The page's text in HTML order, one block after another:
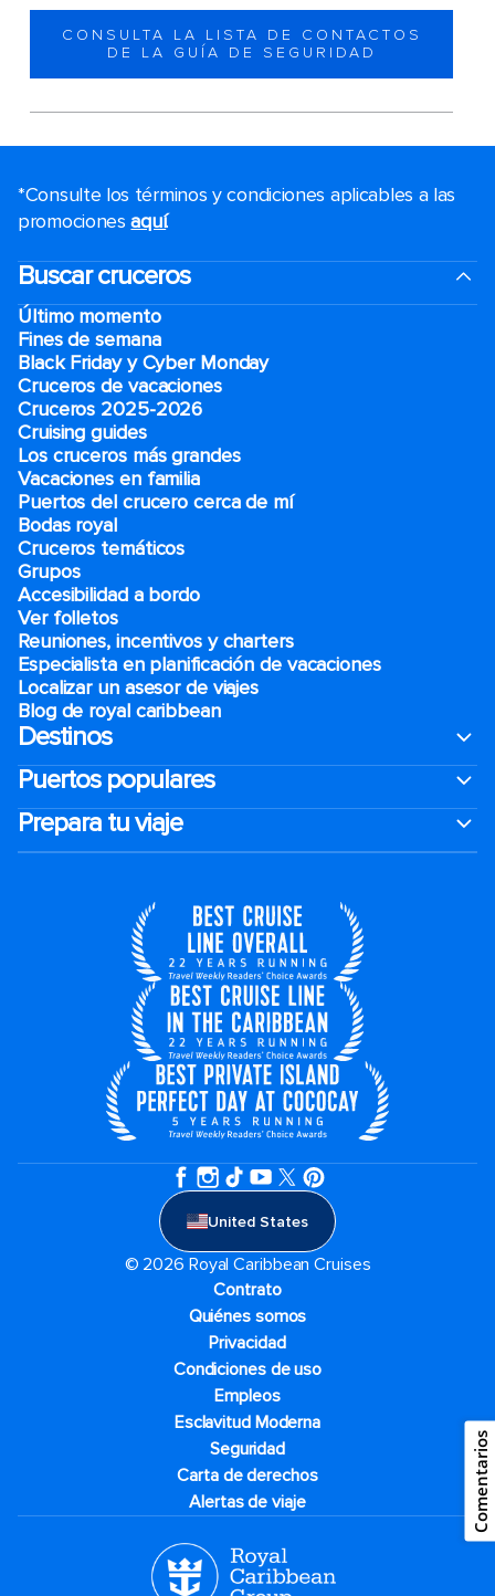
CONSULTA LA LISTA DE CONTACTOS
DE LA GUÍA DE SEGURIDAD
*Consulte los términos y condiciones aplicables a las
promocionesaquí.
Buscar cruceros
Último momento
Fines de semana
Black Friday y Cyber Monday
Cruceros de vacaciones
Cruceros 2025-2026
Cruising guides
Los cruceros más grandes
Vacaciones en familia
Puertos del crucero cerca de mí
Bodas royal
Cruceros temáticos
Grupos
Accesibilidad a bordo
Ver folletos
Reuniones, incentivos y charters​
Especialista en planificación de vacaciones
Localizar un asesor de viajes
Blog de royal caribbean
Destinos
Puertos populares
Prepara tu viaje
United States
© 2026 Royal Caribbean Cruises
Contrato
Quiénes somos
Privacidad
Condiciones de uso
Empleos
Esclavitud Moderna
Seguridad
Carta de derechos
Alertas de viaje
Comentarios